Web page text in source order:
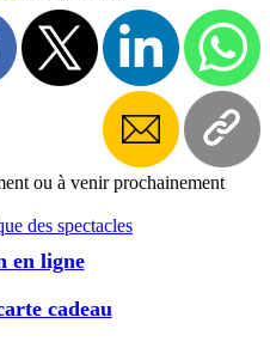
ou à venir prochainement
des spectacles
en ligne
cadeau